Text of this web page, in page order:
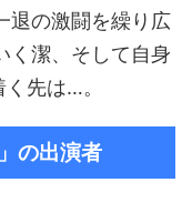
退の激闘を繰り広
く潔、そして自身
先は…。
の出演者